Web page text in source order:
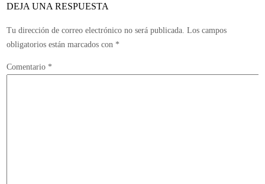
DEJA UNA RESPUESTA
Tu dirección de correo electrónico no será publicada. Los campos
obligatorios están marcados con *
Comentario *